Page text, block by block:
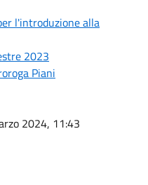
l'introduzione alla
2023
Piani
2024, 11:43